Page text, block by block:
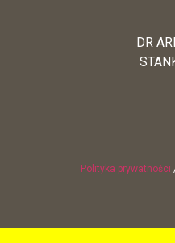
DR
Polityka prywatności